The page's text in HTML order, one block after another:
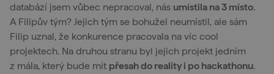
databází jsem vůbec nepracoval, nás umístila na 3 místo.
A Filipův tým? Jejich tým se bohužel neumístil, ale sám
Filip uznal, že konkurence pracovala na víc cool
projektech. Na druhou stranu byl jejich projekt jedním
z mála, který bude mít přesah do reality i po hackathonu.